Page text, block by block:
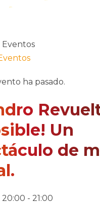
ha pasado.
Un
de
20:00 - 21:00